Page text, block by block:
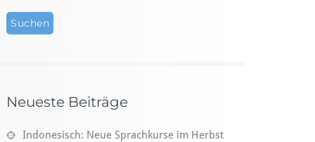
Neueste Beiträge
Indonesisch: Neue Sprachkurse im Herbst